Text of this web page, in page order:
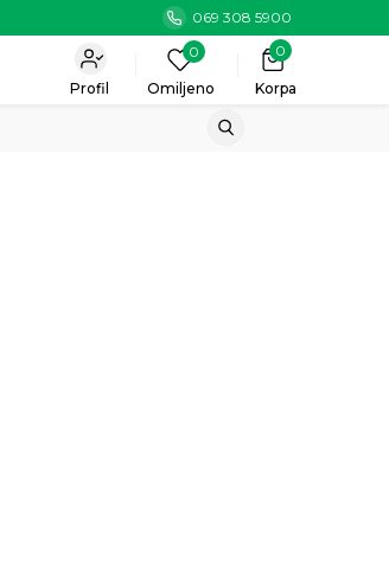
069 308 5900
Korpa
0
0
Omiljeno
Profil